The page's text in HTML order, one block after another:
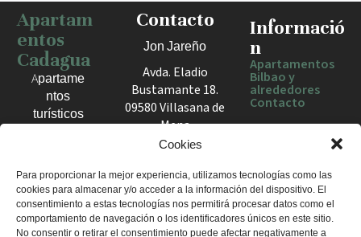
Cookies
Para proporcionar la mejor experiencia, utilizamos tecnologías como las
cookies para almacenar y/o acceder a la información del dispositivo. El
consentimiento a estas tecnologías nos permitirá procesar datos como el
comportamiento de navegación o los identificadores únicos en este sitio.
No consentir o retirar el consentimiento puede afectar negativamente a
Haz clic para activar el mapa
Apartam
entos
Cadagua
Apartame
ntos
turísticos
el Valle
de Mena.
Estancias
cómodas
Contacto
Jon Jareño
Avda. Eladio
Bustamante 18.
09580 Villasana de
Mena
España
+34 675 602
960
apartamentosc
Informació
n
Apartamentos
Bilbao y
alrededores
Contacto